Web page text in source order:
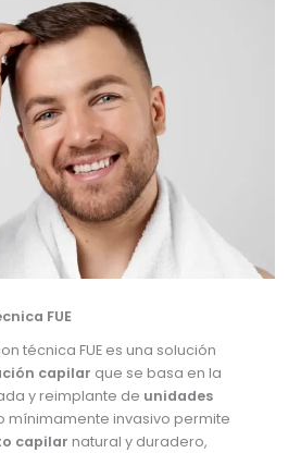
FUE
técnica FUE es una solución
capilar que se basa en la
y reimplante de unidades
mínimamente invasivo permite
capilar natural y duradero,